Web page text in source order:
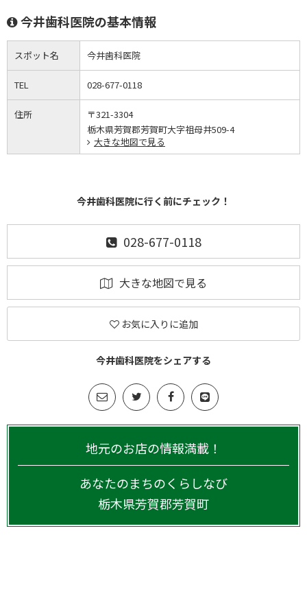
今井歯科医院の基本情報
スポット名 今井歯科医院
TEL 028-677-0118
住所
〒321-3304
栃木県芳賀郡芳賀町大字祖母井509-4
大きな地図で見る
今井歯科医院に行く前にチェック！
028-677-0118
大きな地図で見る
お気に入りに追加
今井歯科医院をシェアする
地元のお店の情報満載！
あなたのまちのくらしなび
栃木県芳賀郡芳賀町